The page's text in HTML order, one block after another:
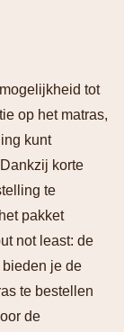
tot
op het matras,
kunt
korte
te
pakket
not least: de
je de
te bestellen
de